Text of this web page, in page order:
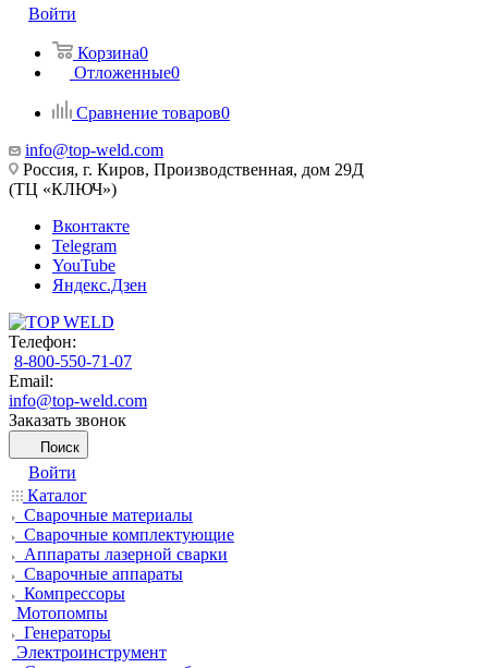
Войти
Корзина0
Отложенные0
Сравнение товаров0
info@top-weld.com
Россия, г. Киров, Производственная, дом 29Д
(ТЦ «КЛЮЧ»)
Вконтакте
Telegram
YouTube
Яндекс.Дзен
Телефон:
8-800-550-71-07
Email:
info@top-weld.com
Заказать звонок
Поиск
Войти
Каталог
Сварочные материалы
Сварочные комплектующие
Аппараты лазерной сварки
Сварочные аппараты
Компрессоры
Мотопомпы
Генераторы
Электроинструмент